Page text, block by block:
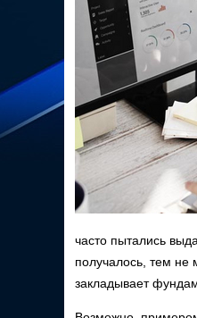
часто пытались
получалось, тем не
закладывает